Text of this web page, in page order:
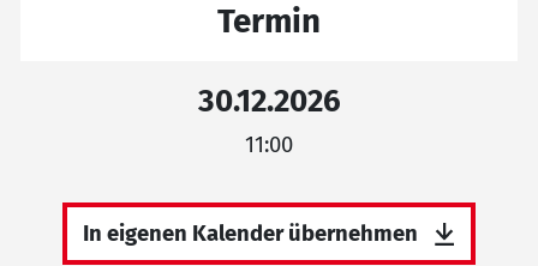
Termin
30.12.2026
11:00
In eigenen Kalender übernehmen